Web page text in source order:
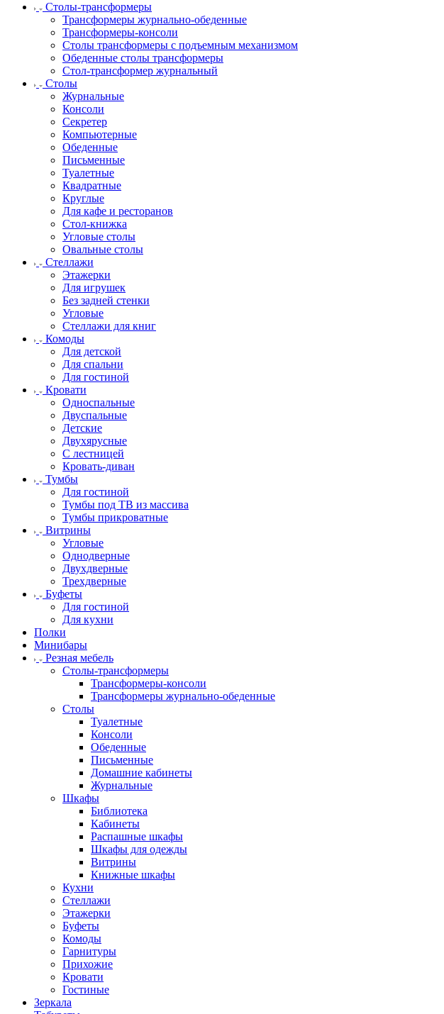
Столы-трансформеры
Трансформеры журнально-обеденные
Трансформеры-консоли
Столы трансформеры с подъемным механизмом
Обеденные столы трансформеры
Стол-трансформер журнальный
Столы
Журнальные
Консоли
Секретер
Компьютерные
Обеденные
Письменные
Туалетные
Квадратные
Круглые
Для кафе и ресторанов
Стол-книжка
Угловые столы
Овальные столы
Стеллажи
Этажерки
Для игрушек
Без задней стенки
Угловые
Стеллажи для книг
Комоды
Для детской
Для спальни
Для гостиной
Кровати
Односпальные
Двуспальные
Детские
Двухярусные
С лестницей
Кровать-диван
Тумбы
Для гостиной
Тумбы под ТВ из массива
Тумбы прикроватные
Витрины
Угловые
Однодверные
Двухдверные
Трехдверные
Буфеты
Для гостиной
Для кухни
Полки
Минибары
Резная мебель
Столы-трансформеры
Трансформеры-консоли
Трансформеры журнально-обеденные
Столы
Туалетные
Консоли
Обеденные
Письменные
Домашние кабинеты
Журнальные
Шкафы
Библиотека
Кабинеты
Распашные шкафы
Шкафы для одежды
Витрины
Книжные шкафы
Кухни
Стеллажи
Этажерки
Буфеты
Комоды
Гарнитуры
Прихожие
Кровати
Гостиные
Зеркала